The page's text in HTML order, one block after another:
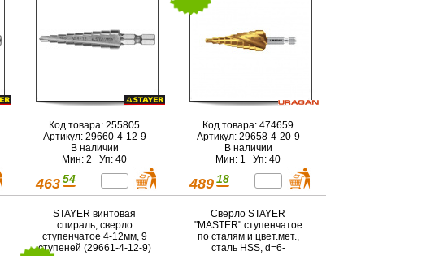
Код товара: 255805
Артикул: 29660-4-12-9
В наличии
Мин: 2 Уп: 40
463 54
Код товара: 474659
Артикул: 29658-4-20-9
В наличии
Мин: 1 Уп: 40
489 18
STAYER винтовая
спираль, сверло
ступенчатое 4-12мм, 9
ступеней (29661-4-12-9)
Сверло STAYER
"MASTER" ступенчатое
по сталям и цвет.мет.,
сталь HSS, d=6-